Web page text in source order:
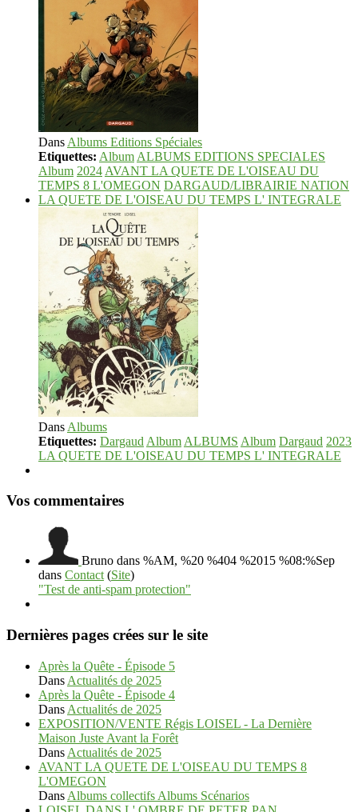
Dans Albums Editions Spéciales
Etiquettes: Album ALBUMS EDITIONS SPECIALES
Album 2024 AVANT LA QUETE DE L'OISEAU DU
TEMPS 8 L'OMEGON DARGAUD/LIBRAIRIE NATION
LA QUETE DE L'OISEAU DU TEMPS L' INTEGRALE
Dans Albums
Etiquettes: Dargaud Album ALBUMS Album Dargaud 2023
LA QUETE DE L'OISEAU DU TEMPS L' INTEGRALE
Vos commentaires
Bruno dans %AM, %20 %404 %2015 %08:%Sep
dans Contact (Site)
"Test de anti-spam protection"
Dernières pages crées sur le site
Après la Quête - Épisode 5
Dans Actualités de 2025
Après la Quête - Épisode 4
Dans Actualités de 2025
EXPOSITION/VENTE Régis LOISEL - La Dernière
Maison Juste Avant la Forêt
Dans Actualités de 2025
AVANT LA QUETE DE L'OISEAU DU TEMPS 8
L'OMEGON
Dans Albums collectifs Albums Scénarios